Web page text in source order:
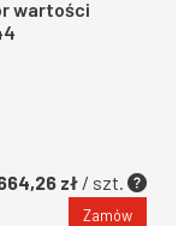
wartości
zł / szt.
Zamów